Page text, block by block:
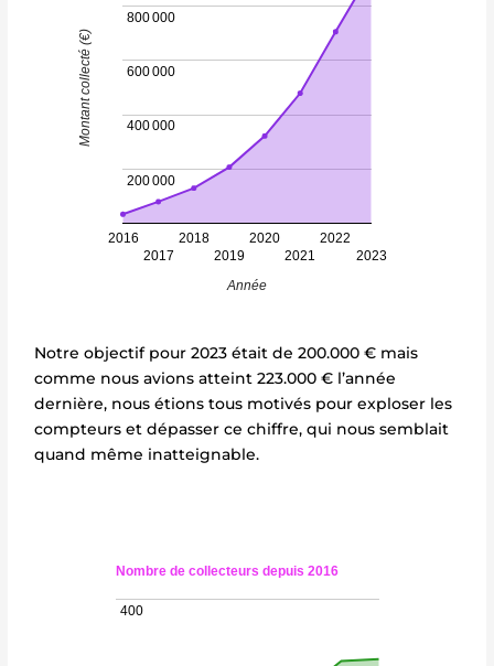
2016
2017
2018
2019
2020
2021
2022
2023
200 000
400 000
600 000
800 000
Année
Montant collecté (€)
Notre objectif pour 2023 était de 200.000 € mais
comme nous avions atteint 223.000 € l’année
dernière, nous étions tous motivés pour exploser les
compteurs et dépasser ce chiffre, qui nous semblait
quand même inatteignable.
Nombre de collecteurs depuis 2016
400